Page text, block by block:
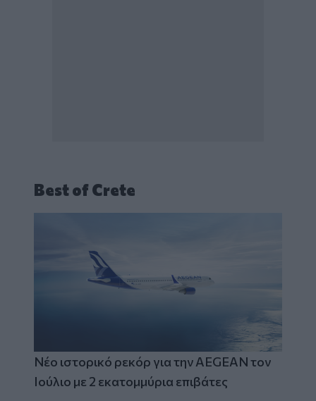
Best of Crete
Νέο ιστορικό ρεκόρ για την AEGEAN τον
Ιούλιο με 2 εκατομμύρια επιβάτες